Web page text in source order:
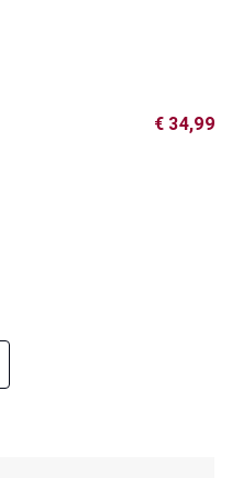
€ 34,99